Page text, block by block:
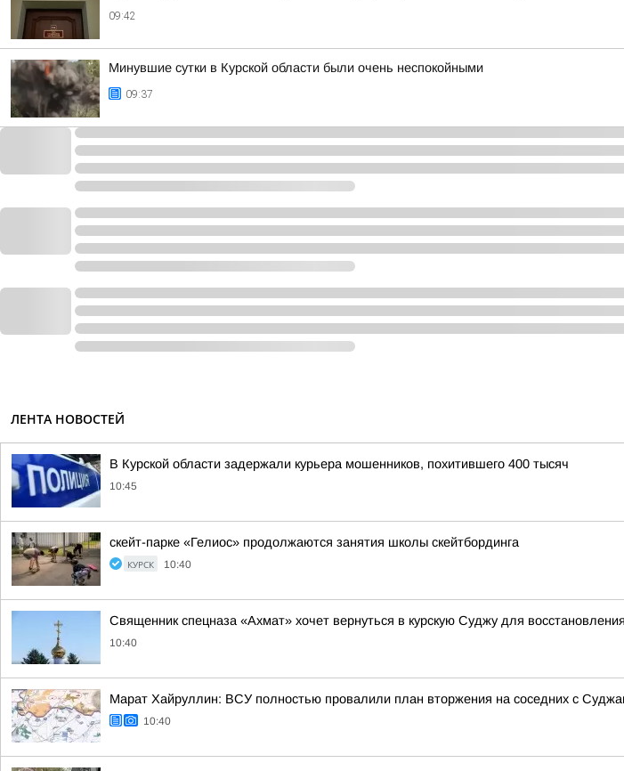
09:42
Минувшие сутки в Курской области были очень неспокойными
09:37
ЛЕНТА НОВОСТЕЙ
В Курской области задержали курьера мошенников, похитившего 400 тысяч
10:45
скейт-парке «Гелиос» продолжаются занятия школы скейтбординга
КУРСК 10:40
Священник спецназа «Ахмат» хочет вернуться в курскую Суджу для
10:40
Марат Хайруллин: ВСУ полностью провалили план вторжения на соседних с
10:40